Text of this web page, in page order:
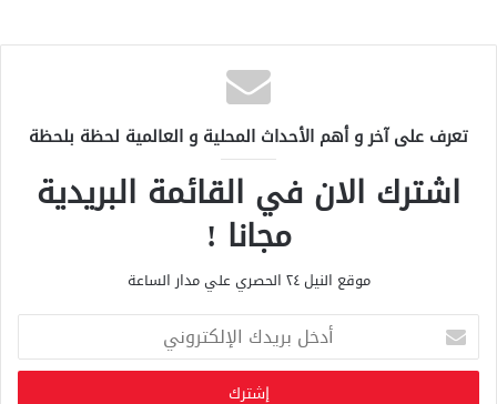
تعرف على آخر و أهم الأحداث المحلية و العالمية لحظة بلحظة
اشترك الان في القائمة البريدية
مجانا !
موقع النيل ٢٤ الحصري علي مدار الساعة
خ